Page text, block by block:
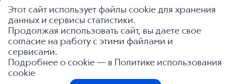
Этот сайт использует файлы cookie для хранения
данных и сервисы статистики.
Продолжая использовать сайт, вы даете свое
согласие на работу с этими файлами и
сервисами.
Подробнее о cookie — в
Политике использования
cookie